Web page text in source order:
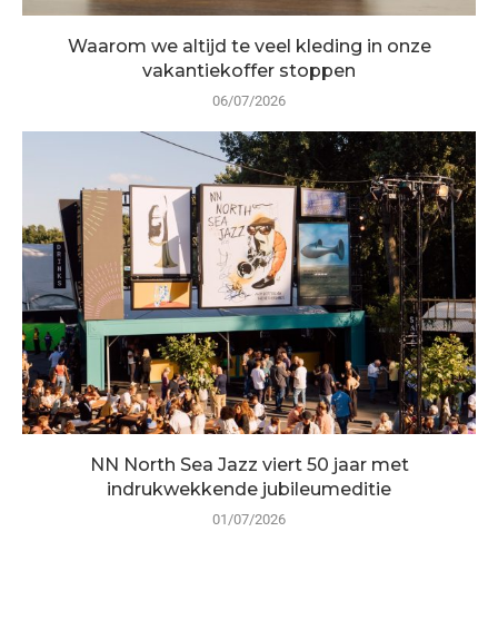
Waarom we altijd te veel kleding in onze
vakantiekoffer stoppen
06/07/2026
NN North Sea Jazz viert 50 jaar met
indrukwekkende jubileumeditie
01/07/2026